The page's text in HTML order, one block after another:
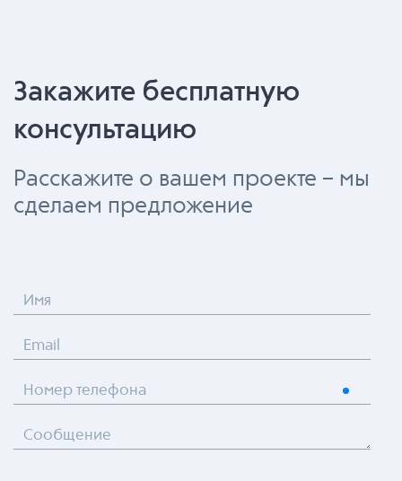
Закажите бесплатную
консультацию
Расскажите о вашем проекте – мы
сделаем предложение
Имя
Email
Номер телефона
Сообщение